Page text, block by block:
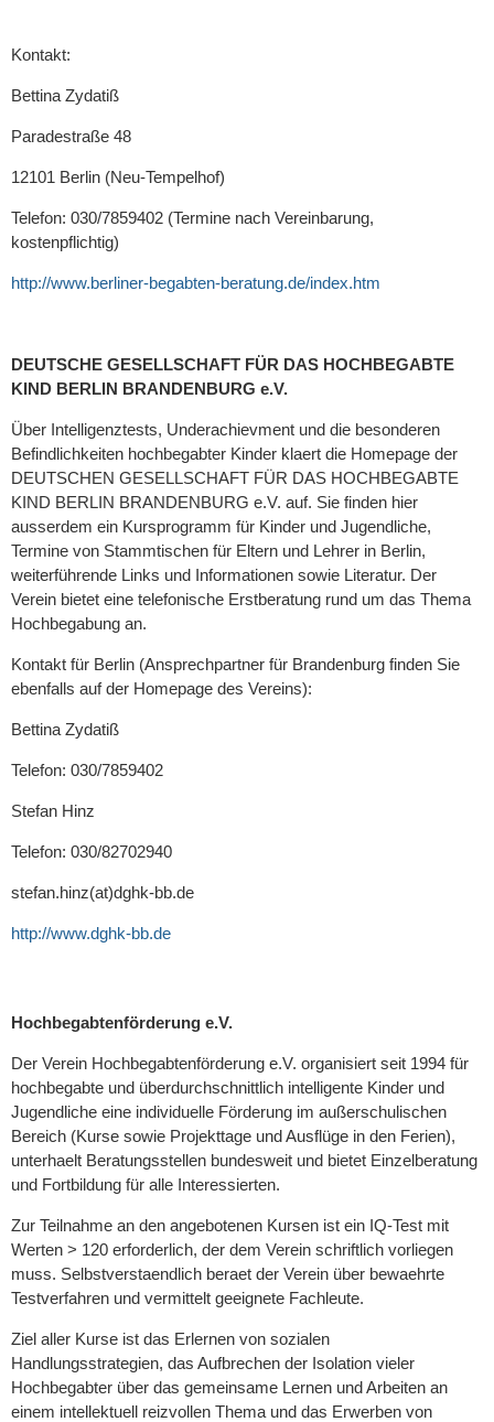
Kontakt:
Bettina Zydatiß
Paradestraße 48
12101 Berlin (Neu-Tempelhof)
Telefon: 030/7859402 (Termine nach Vereinbarung,
kostenpflichtig)
http://www.berliner-begabten-beratung.de/index.htm
DEUTSCHE GESELLSCHAFT FÜR DAS HOCHBEGABTE
KIND BERLIN BRANDENBURG e.V.
Über Intelligenztests, Underachievment und die besonderen
Befindlichkeiten hochbegabter Kinder klaert die Homepage der
DEUTSCHEN GESELLSCHAFT FÜR DAS HOCHBEGABTE
KIND BERLIN BRANDENBURG e.V. auf. Sie finden hier
ausserdem ein Kursprogramm für Kinder und Jugendliche,
Termine von Stammtischen für Eltern und Lehrer in Berlin,
weiterführende Links und Informationen sowie Literatur. Der
Verein bietet eine telefonische Erstberatung rund um das Thema
Hochbegabung an.
Kontakt für Berlin (Ansprechpartner für Brandenburg finden Sie
ebenfalls auf der Homepage des Vereins):
Bettina Zydatiß
Telefon: 030/7859402
Stefan Hinz
Telefon: 030/82702940
stefan.hinz(at)dghk-bb.de
http://www.dghk-bb.de
Hochbegabtenförderung e.V.
Der Verein Hochbegabtenförderung e.V. organisiert seit 1994 für
hochbegabte und überdurchschnittlich intelligente Kinder und
Jugendliche eine individuelle Förderung im außerschulischen
Bereich (Kurse sowie Projekttage und Ausflüge in den Ferien),
unterhaelt Beratungsstellen bundesweit und bietet Einzelberatung
und Fortbildung für alle Interessierten.
Zur Teilnahme an den angebotenen Kursen ist ein IQ-Test mit
Werten > 120 erforderlich, der dem Verein schriftlich vorliegen
muss. Selbstverstaendlich beraet der Verein über bewaehrte
Testverfahren und vermittelt geeignete Fachleute.
Ziel aller Kurse ist das Erlernen von sozialen
Handlungsstrategien, das Aufbrechen der Isolation vieler
Hochbegabter über das gemeinsame Lernen und Arbeiten an
einem intellektuell reizvollen Thema und das Erwerben von